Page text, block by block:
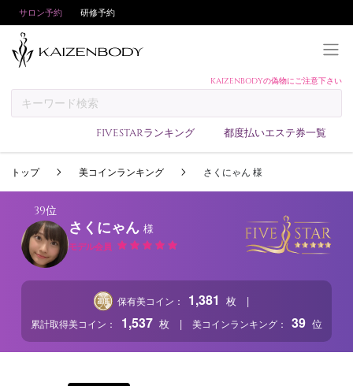
サロン予約 研修予約
KAIZENBODYの偽物にご注意下さい
FIVESTARランキング 都度払いエステ券一覧
予約方法
サロンランキング
アンケート
ブログ
トップ 美コインランキング さくにゃん 様
39位
さくにゃん 様
モデル会員
保有美コイン： 1,381 枚 |
累計取得美コイン： 1,537枚 | 美コインランキング： 39 位